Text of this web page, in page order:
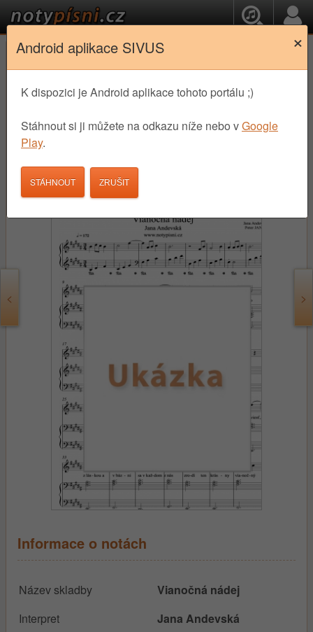
Android aplikace SIVUS ×
K dispozici je Android aplikace tohoto portálu ;)
Stáhnout si ji můžete na odkazu níže nebo vGoogle
Play.
STÁHNOUT
České Populární písně
Jana Andevská - Vianočná nádej
3,90 €
< >
Informace o notách
Název skladby
Vianočná nádej
Interpret
Jana Andevská